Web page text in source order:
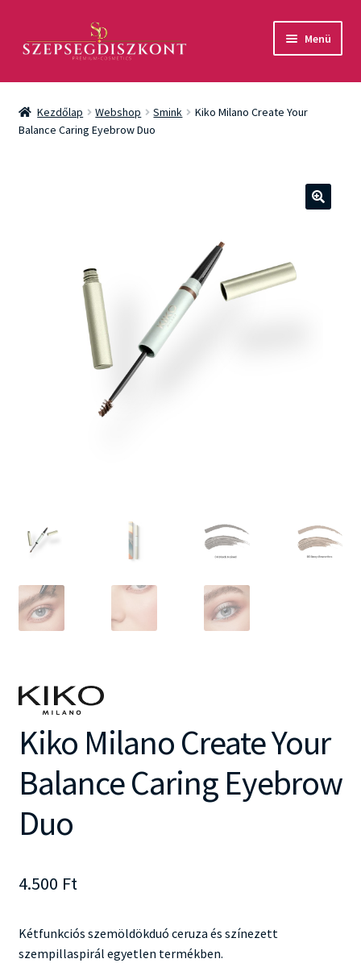
aa
Menü
Akció
Csomagok
Kezdőlap Webshop Smink
Kiko Milano Create Your
Balance Caring Eyebrow Duo
Kiko Milano Create Your
Balance Caring Eyebrow
Duo
4.500 Ft
Kétfunkciós szemöldökduó ceruza és színezett
szempillaspirál egyetlen termékben.